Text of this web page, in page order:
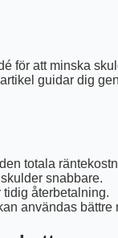
för att minska
guidar dig
totala
snabbare.
tidig återbetalning.
användas bättre